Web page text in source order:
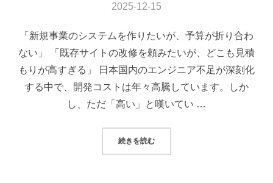
2025-12-15
「新規事業のシステムを作りたいが、予算が折り合わ
ない」 「既存サイトの改修を頼みたいが、どこも見積
もりが高すぎる」 日本国内のエンジニア不足が深刻化
する中で、開発コストは年々高騰しています。しか
し、ただ「高い」と嘆いてい …
続きを読む“システム開発の依頼で失敗しない